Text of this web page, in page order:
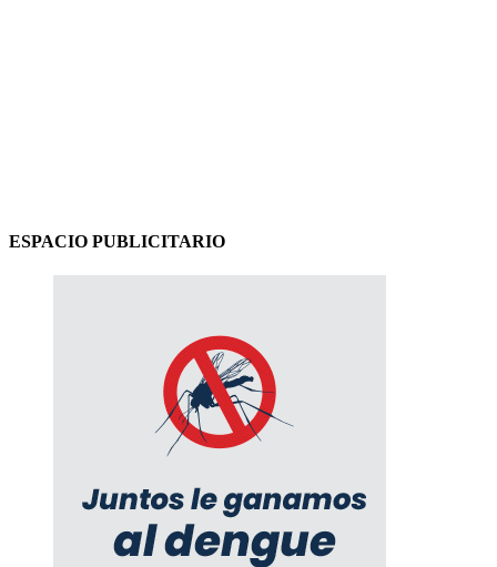
ESPACIO PUBLICITARIO